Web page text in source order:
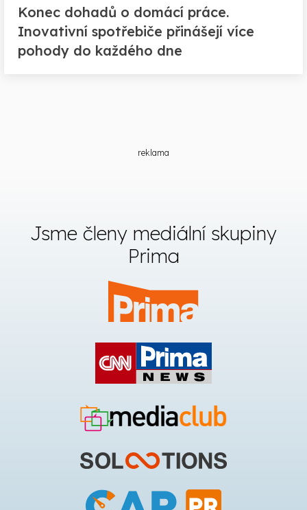
Konec dohadů o domácí práce.
Inovativní spotřebiče přinášejí více
pohody do každého dne
reklama
Jsme členy mediální skupiny
Prima